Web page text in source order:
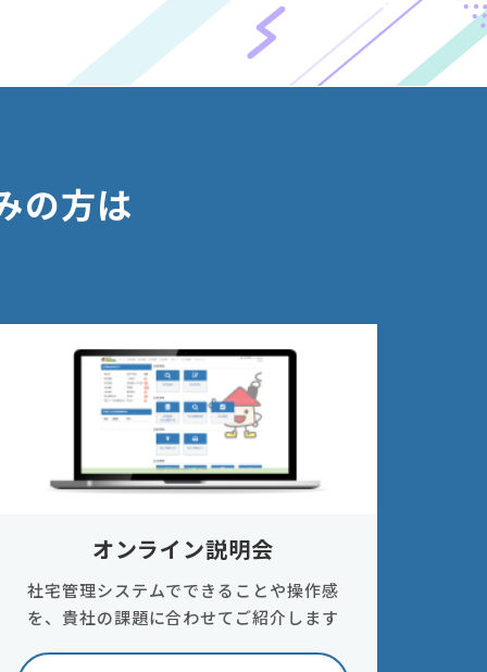
の方は
オンライン説明会
社宅管理システムでできることや操作感
を、貴社の課題に合わせてご紹介します